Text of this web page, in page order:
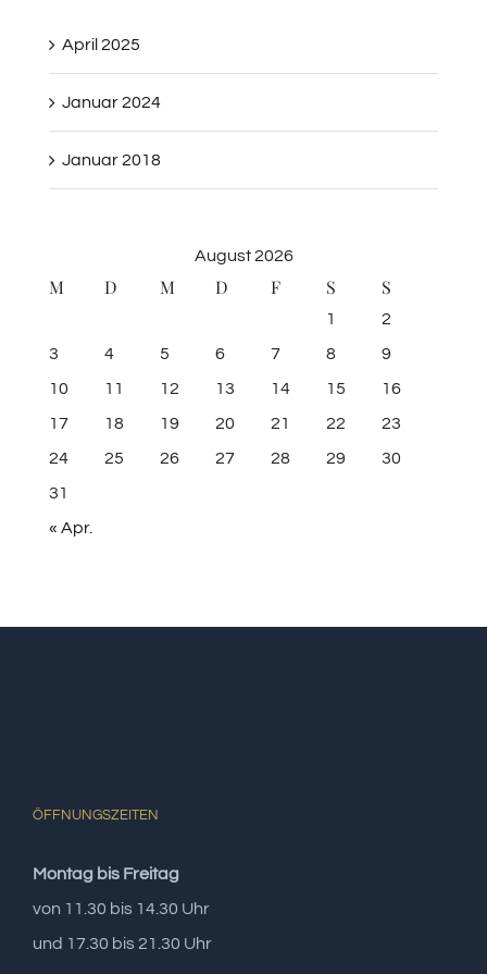
April 2025
Januar 2024
Januar 2018
August 2026
M D M D F S S
1
2
3
4 5 6 7 8
9
10
11 12 13 14 15
16
17
18 19 20 21 22
23
24
25 26 27 28 29
30
31
« Apr.
ÖFFNUNGSZEITEN
Montag bis Freitag
von 11.30 bis 14.30 Uhr
und 17.30 bis 21.30 Uhr